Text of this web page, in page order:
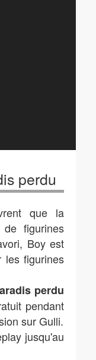
perdu
que la
figurines
Boy est
les figurines
perdu
pendant
sur Gulli.
jusqu'au